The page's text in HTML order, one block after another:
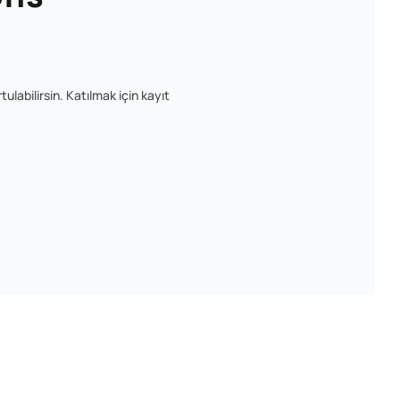
Katılmak için kayıt